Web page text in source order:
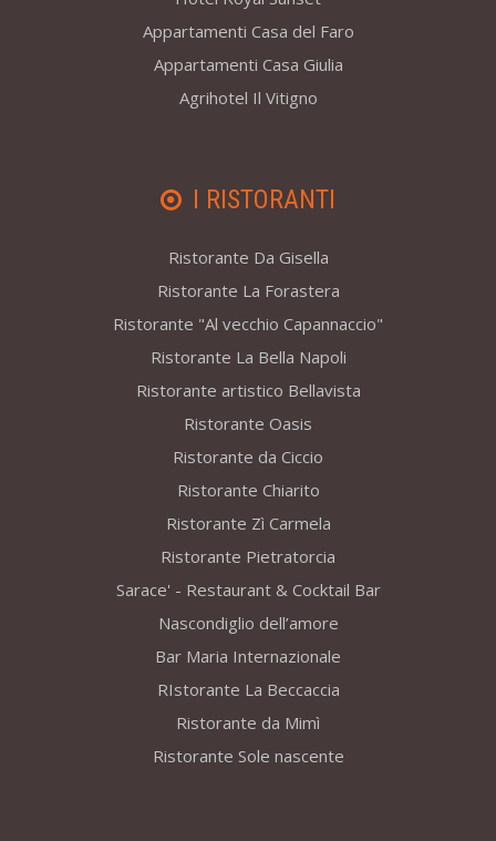
Appartamenti Casa del Faro
Appartamenti Casa Giulia
Agrihotel Il Vitigno
I RISTORANTI
Ristorante Da Gisella
Ristorante La Forastera
Ristorante "Al vecchio Capannaccio"
Ristorante La Bella Napoli
Ristorante artistico Bellavista
Ristorante Oasis
Ristorante da Ciccio
Ristorante Chiarito
Ristorante Zì Carmela
Ristorante Pietratorcia
Sarace' - Restaurant & Cocktail Bar
Nascondiglio dell’amore
Bar Maria Internazionale
RIstorante La Beccaccia
Ristorante da Mimì
Ristorante Sole nascente